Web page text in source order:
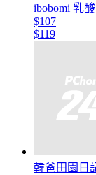
ibobomi 乳
$107
$119
韓爸田園日